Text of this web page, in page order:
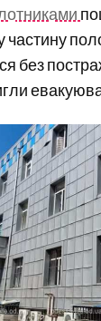
частину
без